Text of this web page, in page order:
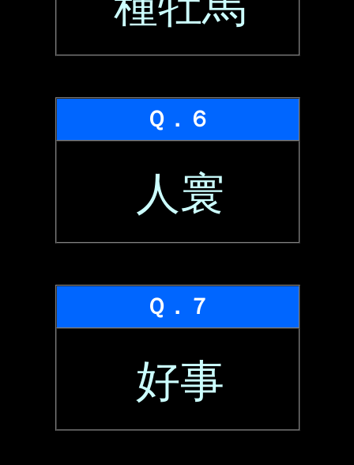
Ｑ．６
人寰
Ｑ．７
好事